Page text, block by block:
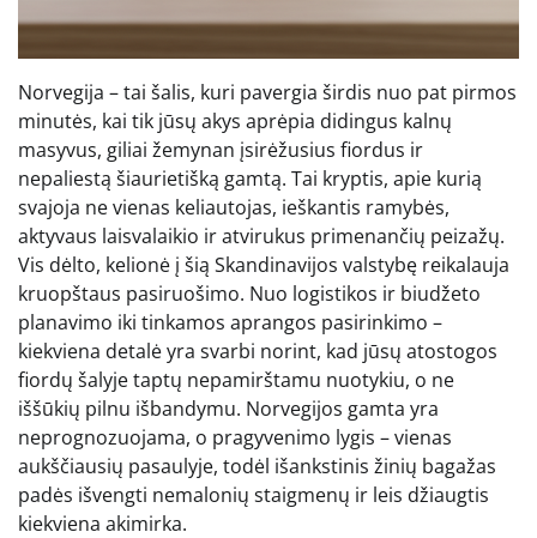
Norvegija – tai šalis, kuri pavergia širdis nuo pat pirmos
minutės, kai tik jūsų akys aprėpia didingus kalnų
masyvus, giliai žemynan įsirėžusius fiordus ir
nepaliestą šiaurietišką gamtą. Tai kryptis, apie kurią
svajoja ne vienas keliautojas, ieškantis ramybės,
aktyvaus laisvalaikio ir atvirukus primenančių peizažų.
Vis dėlto, kelionė į šią Skandinavijos valstybę reikalauja
kruopštaus pasiruošimo. Nuo logistikos ir biudžeto
planavimo iki tinkamos aprangos pasirinkimo –
kiekviena detalė yra svarbi norint, kad jūsų atostogos
fiordų šalyje taptų nepamirštamu nuotykiu, o ne
iššūkių pilnu išbandymu. Norvegijos gamta yra
neprognozuojama, o pragyvenimo lygis – vienas
aukščiausių pasaulyje, todėl išankstinis žinių bagažas
padės išvengti nemalonių staigmenų ir leis džiaugtis
kiekviena akimirka.